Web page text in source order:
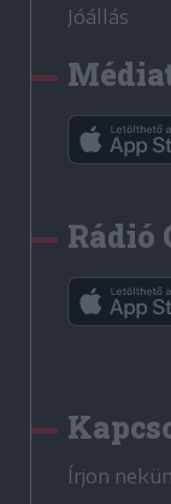
Jóállás
Rádió
Írjon